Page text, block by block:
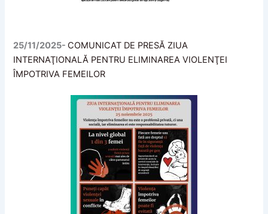
25/11/2025- COMUNICAT DE PRESĂ ZIUA
INTERNAŢIONALĂ PENTRU ELIMINAREA VIOLENŢEI
ÎMPOTRIVA FEMEILOR